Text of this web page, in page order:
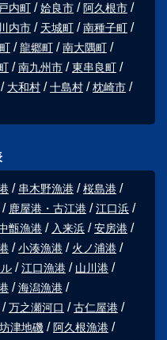
内町 姶良市
阿久根市
内市 天城町
南種子町
龍郷町
南大隅町
南九州市
東串良町
大和村 十島村
枕崎市
串木野漁港
桜島港
鹿屋港・古江港
江口浜
甑漁港 入来浜
安房港
小湊漁港
火ノ浦港
江口漁港
山川港
海潟漁港
万之瀬河口
古仁屋港
坊津地磯
阿久根漁港